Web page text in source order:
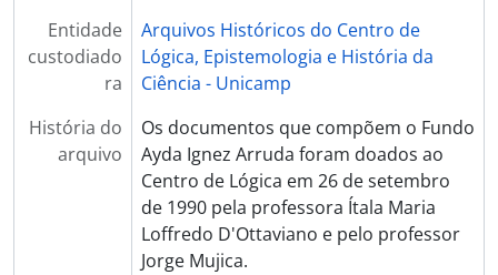
Entidade
custodiado
ra
Arquivos Históricos do Centro de
Lógica, Epistemologia e História da
Ciência - Unicamp
História do
arquivo
Os documentos que compõem o Fundo
Ayda Ignez Arruda foram doados ao
Centro de Lógica em 26 de setembro
de 1990 pela professora Ítala Maria
Loffredo D'Ottaviano e pelo professor
Jorge Mujica.